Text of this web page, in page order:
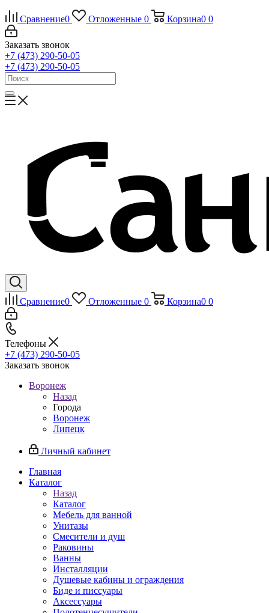
Сравнение0 Отложенные 0 Корзина0 0
Заказать звонок
+7 (473) 290-50-05
+7 (473) 290-50-05
Сравнение0 Отложенные 0 Корзина0 0
Телефоны
+7 (473) 290-50-05
Заказать звонок
Воронеж
Назад
Города
Воронеж
Липецк
Личный кабинет
Главная
Каталог
Назад
Каталог
Мебель для ванной
Унитазы
Смесители и душ
Раковины
Ванны
Инсталляции
Душевые кабины и ограждения
Биде и писсуары
Аксессуары